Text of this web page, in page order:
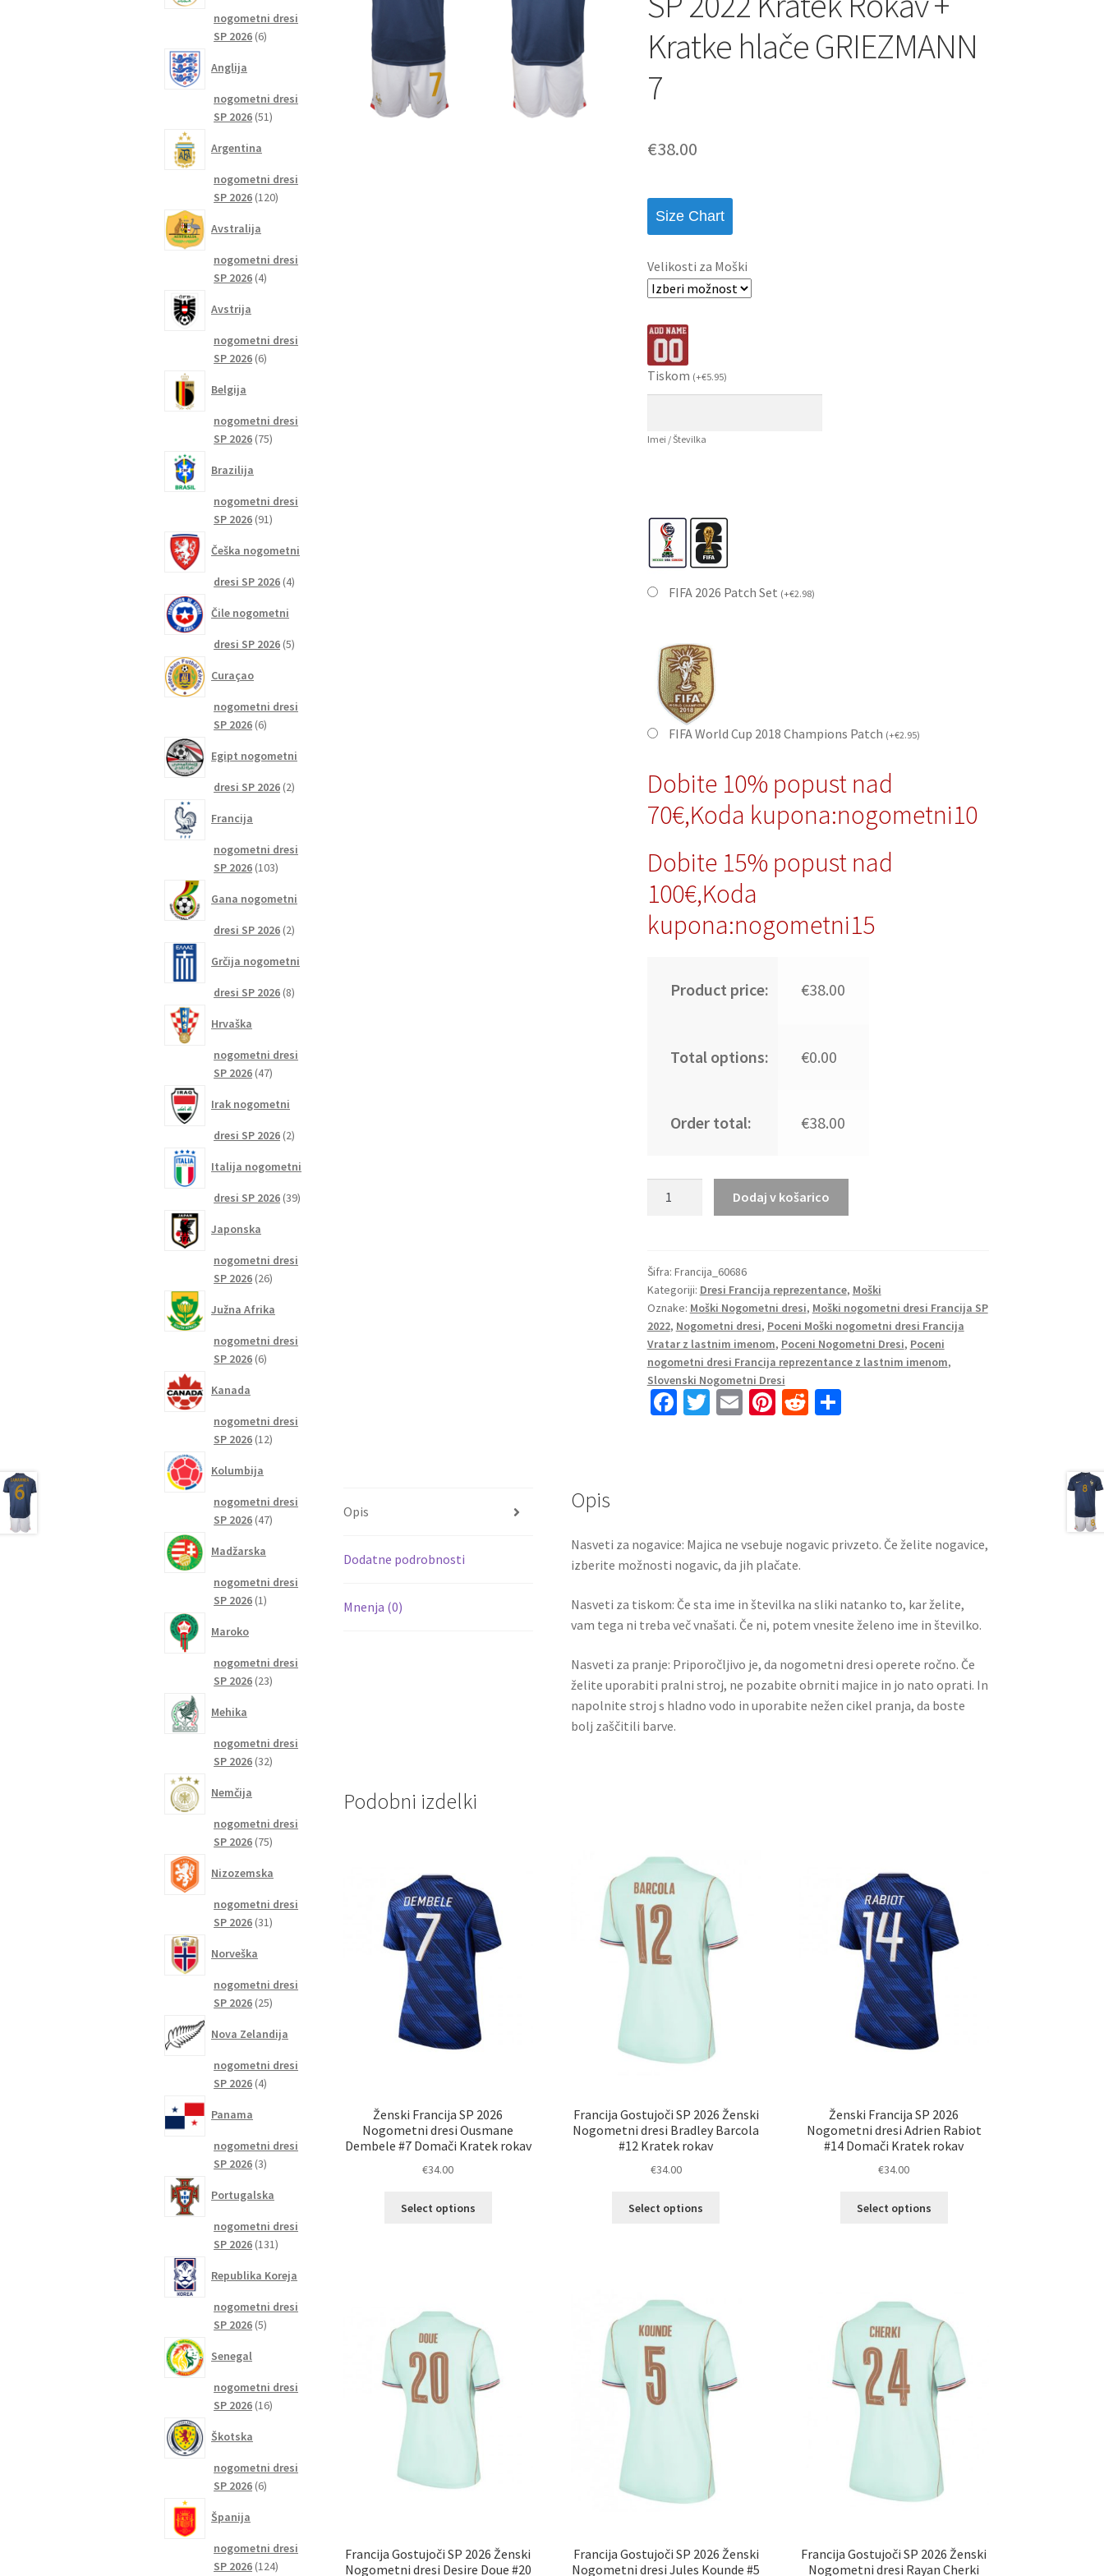
Kratke hlače GRIEZMANN
7
€38.00
Size Chart
Velikosti za Moški
Tiskom (+€5.95)
Imei / Številka
FIFA 2026 Patch Set (+€2.98)
FIFA World Cup 2018 Champions Patch (+€2.95)
Dobite 10% popust nad
70€,Koda kupona:nogometni10
Dobite 15% popust nad
100€,Koda
kupona:nogometni15
Product price: €38.00
Total options: €0.00
Order total: €38.00
Francija
Domači
SP
2022
Kratek
Rokav
+
Kratke
Dodaj v košarico
Šifra: Francija_60686
Kategoriji: Dresi Francija reprezentance, Moški
Oznake: Moški Nogometni dresi, Moški nogometni dresi Francija SP
2022, Nogometni dresi, Poceni Moški nogometni dresi Francija
Vratar z lastnim imenom, Poceni Nogometni Dresi, Poceni
nogometni dresi Francija reprezentance z lastnim imenom,
Slovenski Nogometni Dresi
Fa
k
T E Pi R S
Opis
Dodatne podrobnosti
Mnenja (0)
Opis
Nasveti za nogavice: Majica ne vsebuje nogavic privzeto. Če želite nogavice,
izberite možnosti nogavic, da jih plačate.
Nasveti za tiskom: Če sta ime in številka na sliki natanko to, kar želite,
vam tega ni treba več vnašati. Če ni, potem vnesite želeno ime in številko.
Nasveti za pranje: Priporočljivo je, da nogometni dresi operete ročno. Če
želite uporabiti pralni stroj, ne pozabite obrniti majice in jo nato oprati. In
napolnite stroj s hladno vodo in uporabite nežen cikel pranja, da boste
bolj zaščitili barve.
Podobni izdelki
Ženski Francija SP 2026
Nogometni dresi Ousmane
Dembele #7 Domači Kratek rokav
€34.00
Select options
na
strani
izdelka
Francija Gostujoči SP 2026 Ženski
Nogometni dresi Bradley Barcola
#12 Kratek rokav
€34.00
Select options
izberete
na
strani
izdelka
Ženski Francija SP 2026
Nogometni dresi Adrien Rabiot
#14 Domači Kratek rokav
€34.00
Select options
izberete
na
strani
izdelka
Francija Gostujoči SP 2026 Ženski
Nogometni dresi Desire Doue #20
Francija Gostujoči SP 2026 Ženski
Nogometni dresi Jules Kounde #5
Francija Gostujoči SP 2026 Ženski
Nogometni dresi Rayan Cherki
nogometni dresi
SP 2026 66
Anglija
nogometni dresi
SP 2026 5151
Argentina
nogometni dresi
SP 2026 120120
Avstralija
nogometni dresi
SP 2026 44
Avstrija
nogometni dresi
SP 2026 66
Belgija
nogometni dresi
SP 2026 7575
Brazilija
nogometni dresi
SP 2026 9191
Češka nogometni
dresi SP 2026 44
Čile nogometni
dresi SP 2026 55
Curaçao
nogometni dresi
SP 2026 66
Egipt nogometni
dresi SP 2026 22
Francija
nogometni dresi
SP 2026 103103
Gana nogometni
dresi SP 2026 22
Grčija nogometni
dresi SP 2026 88
Hrvaška
nogometni dresi
SP 2026 4747
Irak nogometni
dresi SP 2026 22
Italija nogometni
dresi SP 2026 3939
Japonska
nogometni dresi
SP 2026 2626
Južna Afrika
nogometni dresi
SP 2026 66
Kanada
nogometni dresi
SP 2026 1212
Kolumbija
nogometni dresi
SP 2026 4747
Madžarska
nogometni dresi
SP 2026 11
Maroko
nogometni dresi
SP 2026 2323
Mehika
nogometni dresi
SP 2026 3232
Nemčija
nogometni dresi
SP 2026 7575
Nizozemska
nogometni dresi
SP 2026 3131
Norveška
nogometni dresi
SP 2026 2525
Nova Zelandija
nogometni dresi
SP 2026 44
Panama
nogometni dresi
SP 2026 33
Portugalska
nogometni dresi
SP 2026 131131
Republika Koreja
nogometni dresi
SP 2026 55
Senegal
nogometni dresi
SP 2026 1616
Škotska
nogometni dresi
SP 2026 66
Španija
nogometni dresi
SP 2026 124124